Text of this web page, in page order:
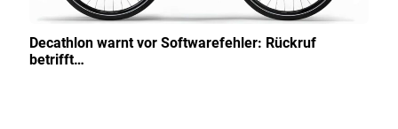
Decathlon warnt vor Softwarefehler: Rückruf
betrifft…